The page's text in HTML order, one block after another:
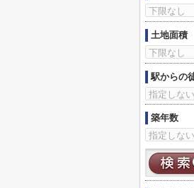
土地面積
駅からの
築年数